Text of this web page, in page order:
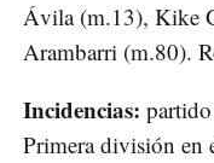
Ávila (m.13), Kike
Arambarri (m.80).
Incidencias:
Primera división en